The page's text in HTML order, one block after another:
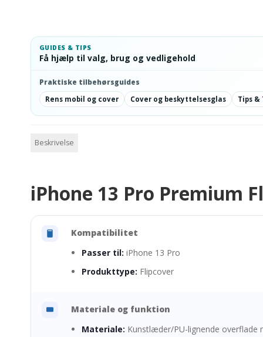
GUIDES & TIPS
Få hjælp til valg, brug og vedligehold
Praktiske tilbehørsguides
Rens mobil og cover
Cover og beskyttelsesglas Tips &
Beskrivelse
iPhone 13 Pro Premium
Kompatibilitet
Passer til: iPhone 13 Pro
Produkttype: Flipcover
Materiale og funktion
Materiale: Kunstlæder/PU-lignende overflade